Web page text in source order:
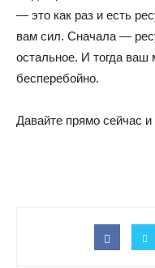
— это как раз и есть
вам сил. Сначала —
остальное. И тогда ваш
бесперебойно.
Давайте прямо сейчас и